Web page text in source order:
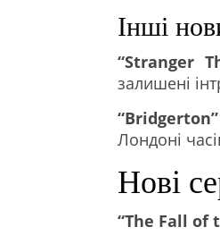
Інші
“Stranger
залишені
Лондоні
Нові
“The Fall of